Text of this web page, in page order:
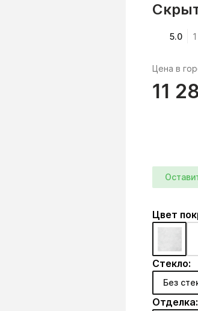
5.0
Цена в
11
Цвет
Стекло:
Без
Отделка: